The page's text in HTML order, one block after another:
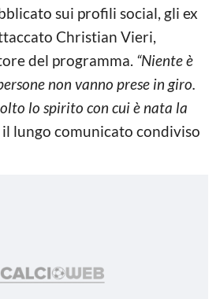
sui profili social, gli ex
Christian Vieri,
del programma. “Niente è
non vanno prese in giro.
lo spirito con cui è nata la
lungo comunicato condiviso